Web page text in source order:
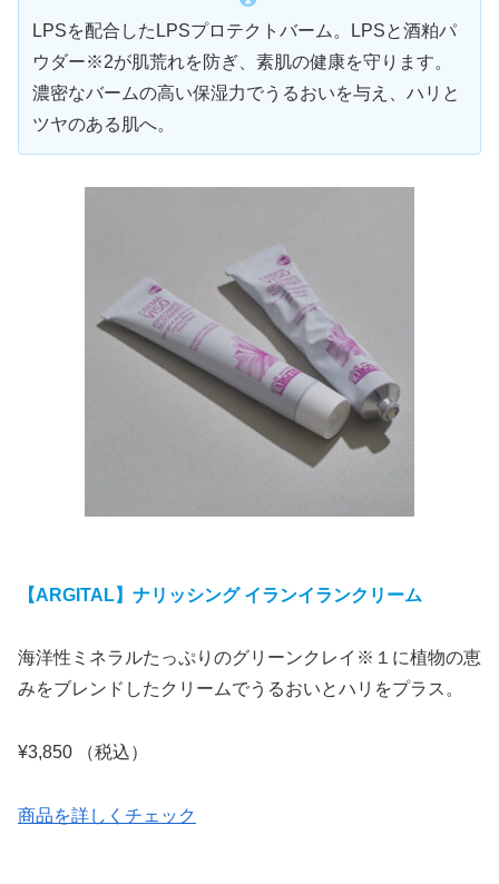
LPSを配合したLPSプロテクトバーム。LPSと酒粕パ
ウダー※2が肌荒れを防ぎ、素肌の健康を守ります。
濃密なバームの高い保湿力でうるおいを与え、ハリと
ツヤのある肌へ。
【ARGITAL】ナリッシング イランイランクリーム
海洋性ミネラルたっぷりのグリーンクレイ※１に植物の恵
みをブレンドしたクリームでうるおいとハリをプラス。
¥3,850 （税込）
商品を詳しくチェック